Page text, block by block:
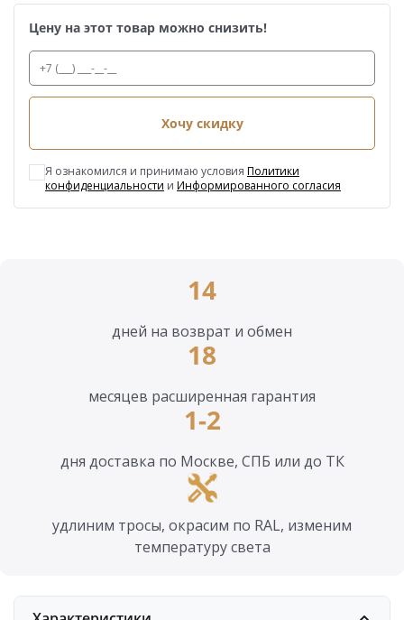
Цену на этот товар можно снизить!
Хочу скидку
Я ознакомился и принимаю условия Политики
конфиденциальности и Информированного согласия
14
дней на возврат и обмен
18
месяцев расширенная гарантия
1-2
дня доставка по Москве, СПБ или до ТК
удлиним тросы, окрасим по RAL, изменим
температуру света